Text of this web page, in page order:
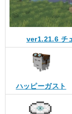
ver1.21.6 チ
ハッピーガスト